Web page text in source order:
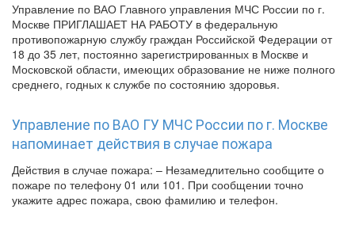
Управление по ВАО Главного управления МЧС России по г.
Москве ПРИГЛАШАЕТ НА РАБОТУ в федеральную
противопожарную службу граждан Российской Федерации от
18 до 35 лет, постоянно зарегистрированных в Москве и
Московской области, имеющих образование не ниже полного
среднего, годных к службе по состоянию здоровья.
Управление по ВАО ГУ МЧС России по г. Москве
напоминает действия в случае пожара
Действия в случае пожара: – Незамедлительно сообщите о
пожаре по телефону 01 или 101. При сообщении точно
укажите адрес пожара, свою фамилию и телефон.